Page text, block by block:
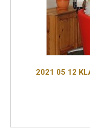
2021 05 12